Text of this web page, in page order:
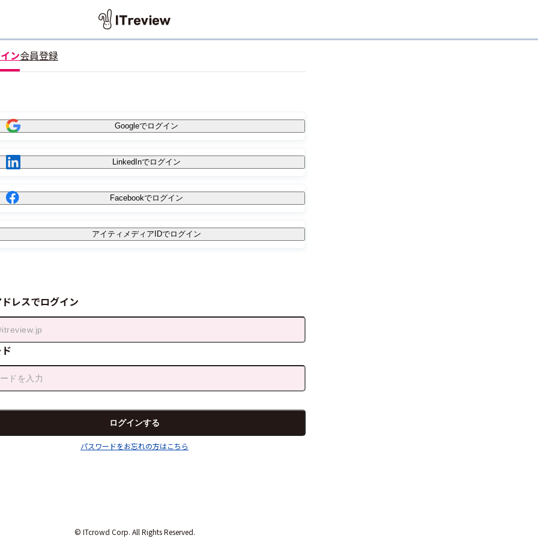
ン会員登録
Googleでログイン
LinkedInでログイン
Facebookでログイン
アイティメディアIDでログイン
レスでログイン
パスワードをお忘れの方はこちら
© ITcrowd Corp. All Rights Reserved.